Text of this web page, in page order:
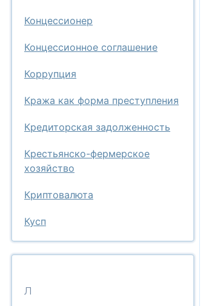
Концессионер
Концессионное соглашение
Коррупция
Кража как форма преступления
Кредиторская задолженность
Крестьянско-фермерское
хозяйство
Криптовалюта
Кусп
Л